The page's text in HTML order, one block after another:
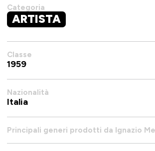
Categoria
ARTISTA
Classe
1959
Nazionalità
Italia
Principali generi prodotti da Ignazio